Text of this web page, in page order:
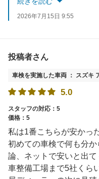
2026年7月15日 9:55
投稿者さん
車検を実施した車両 ： スズキ
5.0
スタッフの対応：5
価格：5
私は1番こちらが安かっ
初めての車検で何も分
論、ネットで安いと出
車整備工場まで5社くら